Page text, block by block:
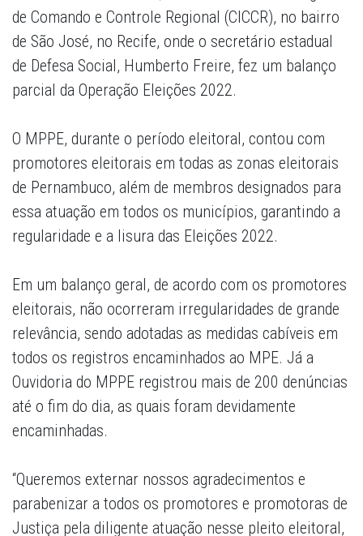
de Comando e Controle Regional (CICCR), no bairro
de São José, no Recife, onde o secretário estadual
de Defesa Social, Humberto Freire, fez um balanço
parcial da Operação Eleições 2022.
O MPPE, durante o período eleitoral, contou com
promotores eleitorais em todas as zonas eleitorais
de Pernambuco, além de membros designados para
essa atuação em todos os municípios, garantindo a
regularidade e a lisura das Eleições 2022.
Em um balanço geral, de acordo com os promotores
eleitorais, não ocorreram irregularidades de grande
relevância, sendo adotadas as medidas cabíveis em
todos os registros encaminhados ao MPE. Já a
Ouvidoria do MPPE registrou mais de 200 denúncias
até o fim do dia, as quais foram devidamente
encaminhadas.
“Queremos externar nossos agradecimentos e
parabenizar a todos os promotores e promotoras de
Justiça pela diligente atuação nesse pleito eleitoral,